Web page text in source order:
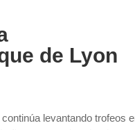
de Lyon
continúa levantando trofeos